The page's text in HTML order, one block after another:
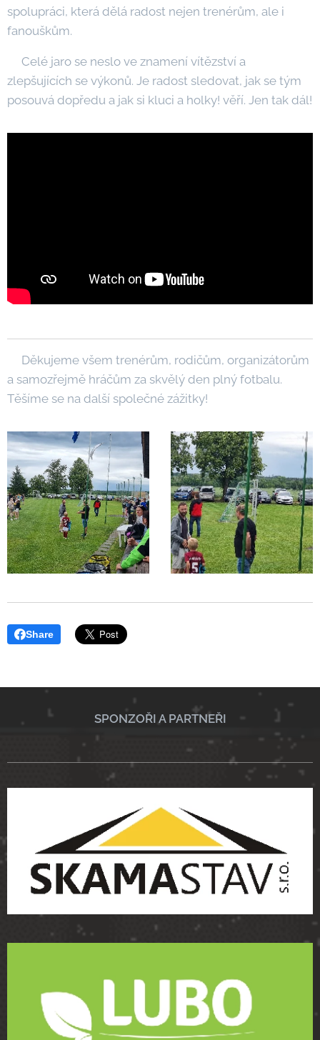
spolupráci, která dělá radost nejen trenérům, ale i
fanouškům.
Celé jaro se neslo ve znamení vítězství a
zlepšujících se výkonů. Je radost sledovat, jak se tým
posouvá dopředu a jak si kluci a holky! věří. Jen tak dál!
Děkujeme všem trenérům, rodičům, organizátorům
a samozřejmě hráčům za skvělý den plný fotbalu.
Těšíme se na další společné zážitky!
Share
SPONZOŘI A PARTNEŘI